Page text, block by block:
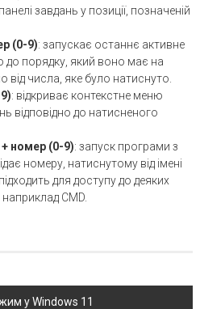
завдань у позиції, позначеній
(0-9): запускає останнє активне
до порядку, який воно має на
від числа, яке було натиснуто.
: відкриває контекстне меню
відповідно до натисненого
номер (0-9): запуск програми з
номеру, натиснутому від імені
для доступу до деяких
CMD.
у Windows 11